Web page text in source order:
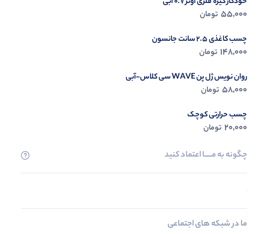
55,000 تومان
چسب کاغذی 2.5 سانت جانسون
148,000 تومان
روان نویس ژل پن WAVE سی کلاس-آبی
58,000 تومان
چسب حرارتی کوچک
20,000 تومان
چگونه به مــــــا اعتماد کنید
ما در شبکه های اجتماعی